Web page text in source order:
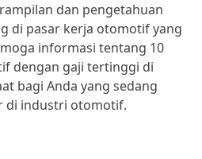
dan pengetahuan
di pasar kerja otomotif yang
informasi tentang 10
dengan gaji tertinggi di
bagi Anda yang sedang
di industri otomotif.